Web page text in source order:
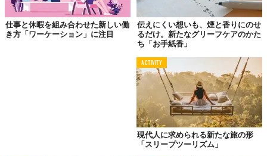
仕事と休暇を組み合わせた新しい働
き方「ワーケーション」に注目
伝えにくい想いも、煙と香りにのせ
るだけ。新たなグリーフケアのかた
ち「お手紙香」
ACTIVITY
現代人に求められる新たな旅の形
「スリープツーリズム」